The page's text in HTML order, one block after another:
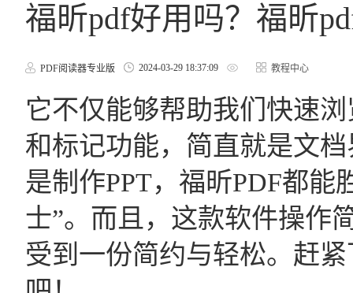
福昕pdf好用吗？福昕
PDF阅读器专业版 2024-03-29 18:37:09 教程中心
它不仅能够帮助我们快速
和标记功能，简直就是文
是制作PPT，福昕PDF都
士”。而且，这款软件操作
受到一份简约与轻松。赶